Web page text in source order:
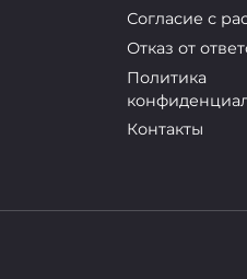
июня, и наступила
Согласие с
Отказ от
Политика
Контакты